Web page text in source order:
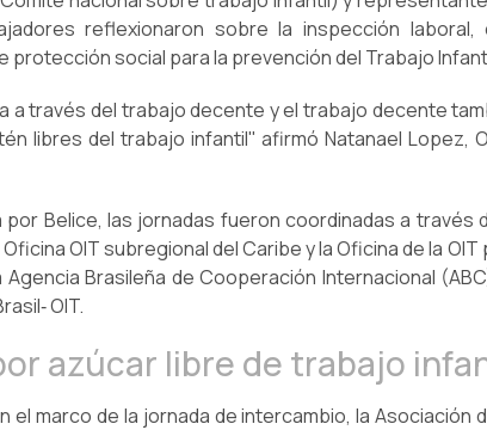
reflexionaron sobre la inspección
protección social para la prevención del Trabajo
a través del trabajo decente y el trabajo decente
libres del trabajo infantil" afirmó Natanael Lopez,
por Belice, las jornadas fueron coordinadas a través
OIT subregional del Caribe y la Oficina de la
Brasileña de Cooperación Internacional
OIT.
azúcar libre de trabajo
el marco de la jornada de intercambio, la Asociación